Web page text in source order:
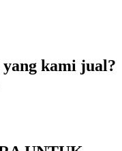
kami jual?